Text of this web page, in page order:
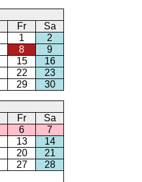
Fr
Sa
1
2
8
9
15
16
22
23
29 30
Fr
Sa
6
7
13
14
20
21
27
28